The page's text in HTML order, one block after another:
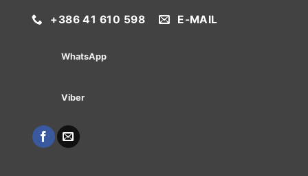
+386 41 610 598 E-MAIL
WhatsApp
Viber